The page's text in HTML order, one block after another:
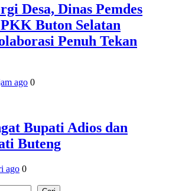
Desa, Dinas Pemdes
Buton Selatan
Penuh Tekan
ago 0
Bupati Adios dan
Buteng
ago 0